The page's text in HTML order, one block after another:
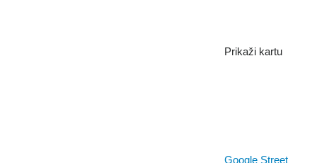
Prikaži kartu
Google Street